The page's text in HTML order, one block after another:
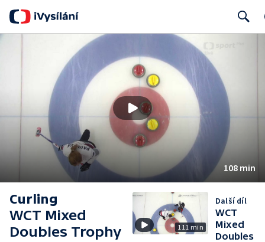
108 min
Curling
WCT Mixed
Doubles Trophy
111 min
Další díl
WCT
Mixed
Doubles